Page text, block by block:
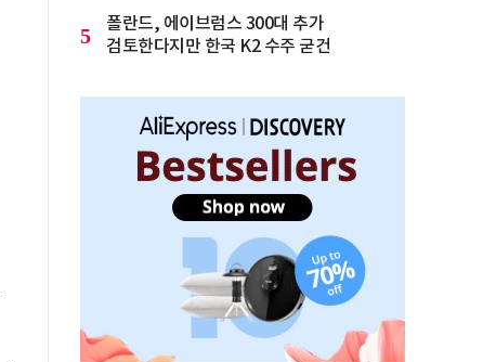
5
폴란드, 에이브럼스 300대 추가
검토한다지만 한국 K2 수주 굳건